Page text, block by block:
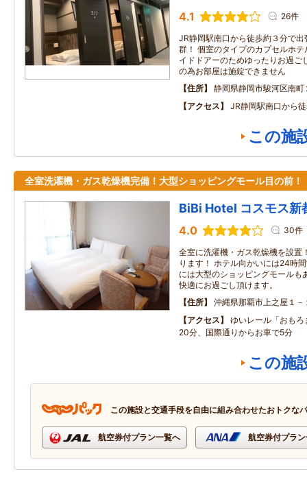
4.1 26件
JR静岡駅南口から徒歩約３分で
群！ 個室のタイプのカプセルホ
イドドアーのためゆったりお過ご
の為お部屋は施錠できません
住所
静岡県静岡市駿河区南町
アクセス
JR静岡駅南口から
この施
全室洗濯機・ガス乾燥機完備！大型ショッピングモール目の前！
BiBi Hotel コスモス新
4.0 30件
全室に洗濯機・ガス乾燥機を設置
ります！ ホテル向かいには24時
には大型のショッピングモールも
快適にお過ごし頂けます。
住所
沖縄県那覇市上之屋１－
アクセス
ゆいレール「おも
20分、国際通りからお車で5分
この施
この施設と交通手段を自由に組み合わせたおトクな
航空券付プラン一覧へ 航空券付プラ